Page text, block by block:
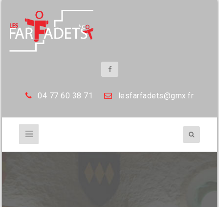
04 77 60 38 71 lesfarfadets@gmx.fr